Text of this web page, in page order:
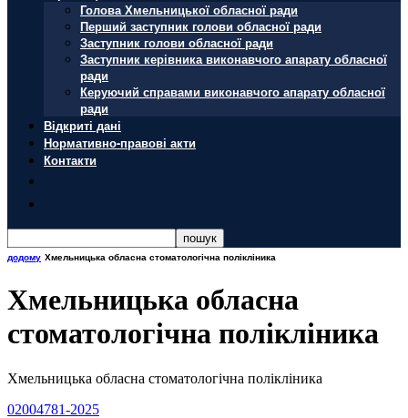
Голова Хмельницької обласної ради
Перший заступник голови обласної ради
Заступник голови обласної ради
Заступник керівника виконавчого апарату обласної
ради
Керуючий справами виконавчого апарату обласної
ради
Відкриті дані
Нормативно-правові акти
Контакти
додому Хмельницька обласна стоматологічна полікліника
Хмельницька обласна
стоматологічна полікліника
Хмельницька обласна стоматологічна полікліника
02004781-2025